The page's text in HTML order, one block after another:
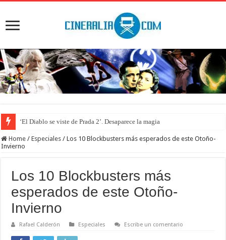
‘El Diablo se viste de Prada 2’. Desaparece la magia
Home / Especiales / Los 10 Blockbusters más esperados de este Otoño-
Invierno
Los 10 Blockbusters más
esperados de este Otoño-
Invierno
Rafael Calderón Especiales Escribe un comentario